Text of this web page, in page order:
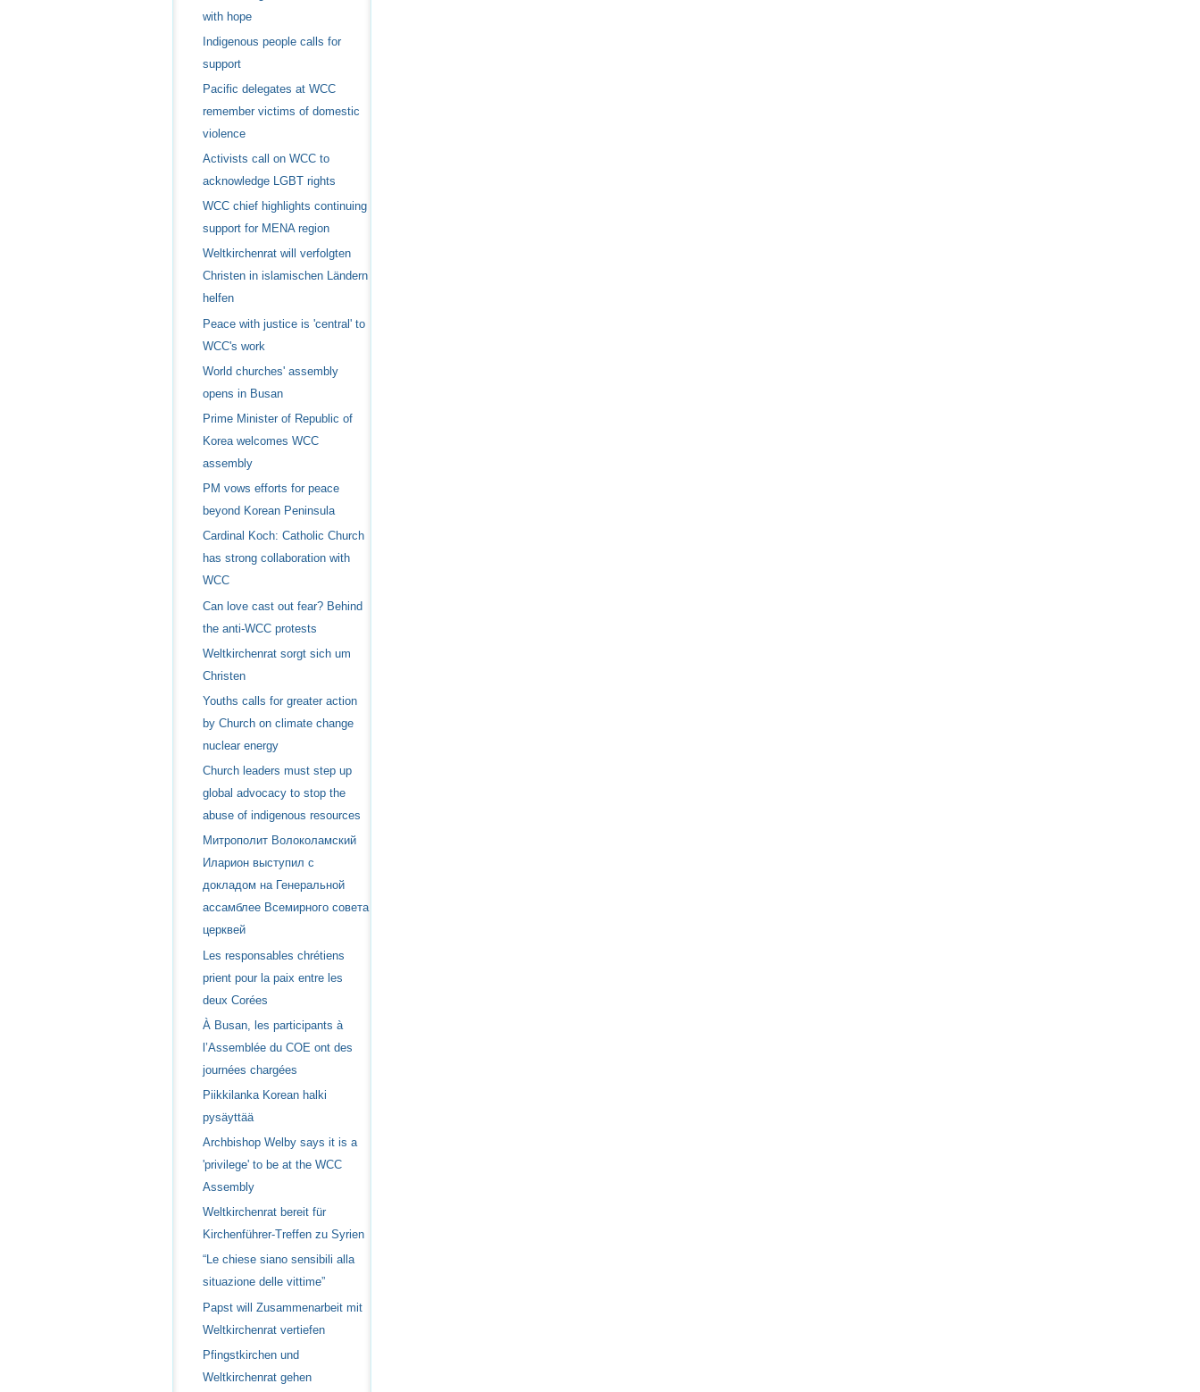
with hope
Indigenous people calls for
support
Pacific delegates at WCC
remember victims of domestic
violence
Activists call on WCC to
acknowledge LGBT rights
WCC chief highlights continuing
support for MENA region
Weltkirchenrat will verfolgten
Christen in islamischen Ländern
helfen
Peace with justice is 'central' to
WCC's work
World churches' assembly
opens in Busan
Prime Minister of Republic of
Korea welcomes WCC
assembly
PM vows efforts for peace
beyond Korean Peninsula
Cardinal Koch: Catholic Church
has strong collaboration with
WCC
Can love cast out fear? Behind
the anti-WCC protests
Weltkirchenrat sorgt sich um
Christen
Youths calls for greater action
by Church on climate change
nuclear energy
Church leaders must step up
global advocacy to stop the
abuse of indigenous resources
Митрополит Волоколамский
Иларион выступил с
докладом на Генеральной
ассамблее Всемирного совета
церквей
Les responsables chrétiens
prient pour la paix entre les
deux Corées
À Busan, les participants à
l’Assemblée du COE ont des
journées chargées
Piikkilanka Korean halki
pysäyttää
Archbishop Welby says it is a
'privilege' to be at the WCC
Assembly
Weltkirchenrat bereit für
Kirchenführer-Treffen zu Syrien
“Le chiese siano sensibili alla
situazione delle vittime”
Papst will Zusammenarbeit mit
Weltkirchenrat vertiefen
Pfingstkirchen und
Weltkirchenrat gehen